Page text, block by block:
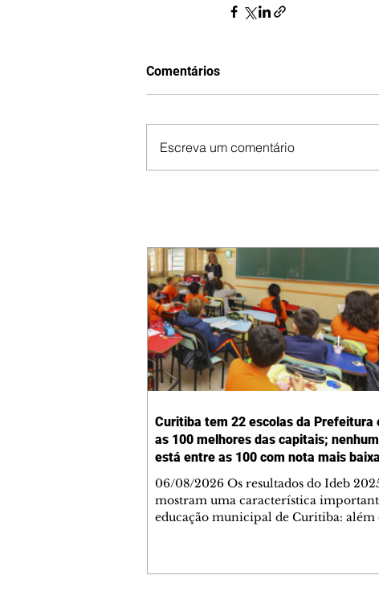
Comentários
Escreva um comentário
Curitiba tem 22 escolas da Prefeitura
as 100 melhores das capitais;
está entre as 100 com nota mais baixa
06/08/2026 Os resultados do Ideb
mostram uma característica
educação municipal de Curitiba: além